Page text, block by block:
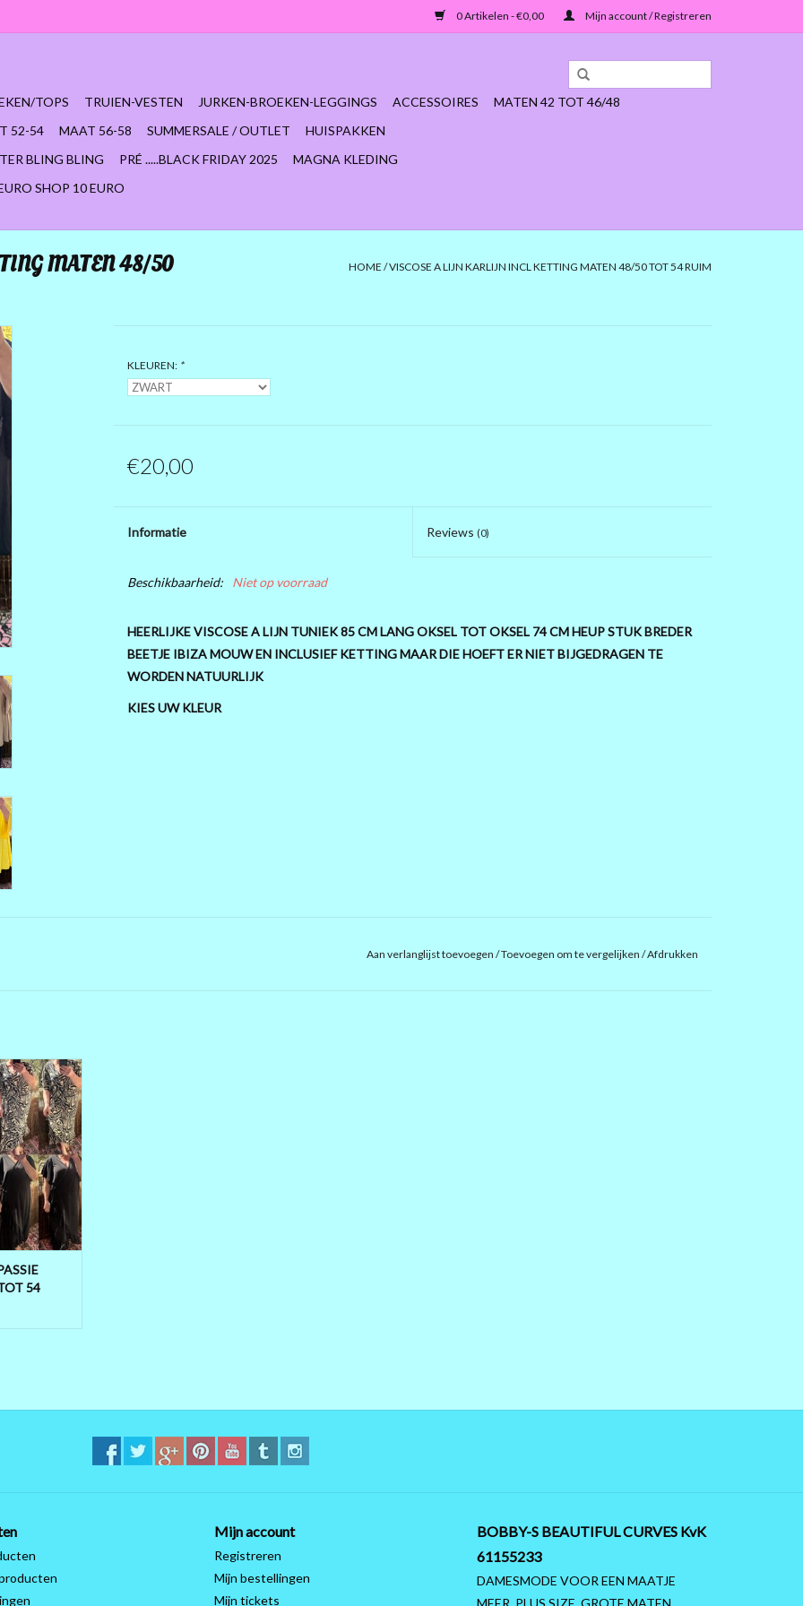
0 Artikelen - €0,00 Mijn account / Registreren
TOPS TRUIEN-VESTEN JURKEN-BROEKEN-LEGGINGS ACCESSOIRES
MATEN 42 TOT 46/48
52-54 MAAT 56-58 SUMMERSALE / OUTLET
HUISPAKKEN
BLING BLING
PRÉ .....BLACK FRIDAY 2025
MAGNA KLEDING
SHOP 10 EURO
MATEN 48/50
HOME /VISCOSE A LIJN KARLIJN INCL KETTING MATEN 48/50 TOT 54 RUIM
KLEUREN: *
€20,00
Informatie Reviews (0)
Beschikbaarheid: Niet op voorraad
HEERLIJKE VISCOSE A LIJN TUNIEK 85 CM LANG OKSEL TOT OKSEL 74 CM HEUP STUK BREDER
BEETJE IBIZA MOUW EN INCLUSIEF KETTING MAAR DIE HOEFT ER NIET BIJGEDRAGEN TE
WORDEN NATUURLIJK
KIES UW KLEUR
Aan verlanglijst toevoegen /Toevoegen om te vergelijken /Afdrukken
JURK IN
IK DRAAG
MAAR NEEM
ZWART
PUNT EN
CM DUS WEL
VALT OOK
54
Mijn account
Registreren
Mijn bestellingen
Mijn tickets
BOBBY-S BEAUTIFUL CURVES KvK
61155233
DAMESMODE VOOR EEN MAATJE
MEER, PLUS SIZE, GROTE MATEN